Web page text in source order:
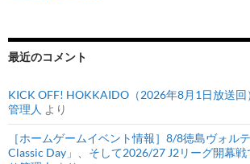
最近のコメント
KICK OFF! HOKKAIDO（2026年8月1日放送回
管理人 より
［ホームゲームイベント情報］8/8徳島ヴォル
Classic Day」、そして2026/27 J2リーグ開幕戦